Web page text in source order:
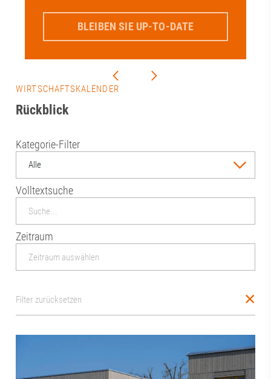
BLEIBEN SIE UP-TO-DATE
WIRTSCHAFTSKALENDER
Rückblick
Kategorie-Filter
Alle
Volltextsuche
Zeitraum
Filter zurücksetzen